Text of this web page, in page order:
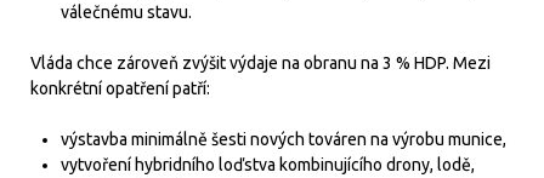
válečnému stavu.
Vláda chce zároveň zvýšit výdaje na obranu na 3 % HDP. Mezi
konkrétní opatření patří:
výstavba minimálně šesti nových továren na výrobu munice,
vytvoření hybridního loďstva kombinujícího drony, lodě,